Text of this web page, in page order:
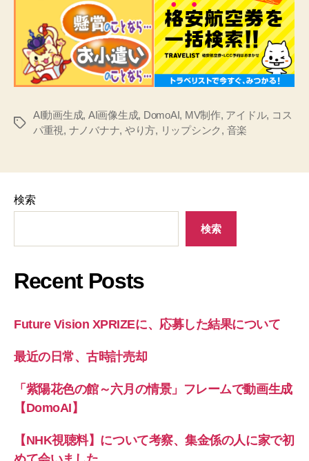
タ
AI動画生成, AI画像生成, DomoAI, MV制作, アイドル, コス
パ重視, ナノバナナ, やり方, リップシンク , 音楽
検索
検索
Recent Posts
Future Vision XPRIZEに、応募した結果について
最近の日常、古時計売却
「紫陽花色の館～六月の情景」フレームで動画生成
【DomoAI】
【NHK視聴料】について考察、集金係の人に家で初